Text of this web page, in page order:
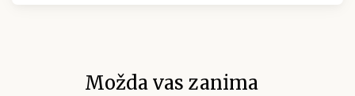
Možda vas zanima